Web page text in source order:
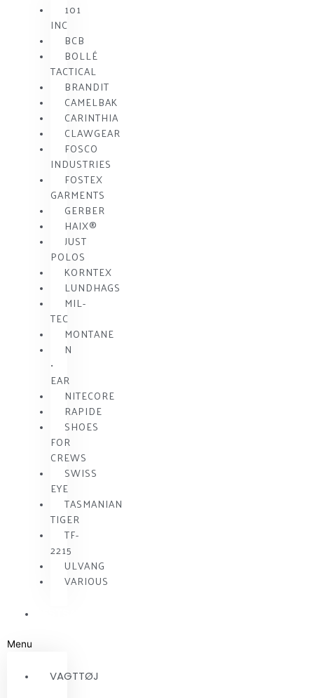
101
INC
BCB
BOLLÉ
TACTICAL
BRANDIT
CAMELBAK
CARINTHIA
CLAWGEAR
FOSCO
INDUSTRIES
FOSTEX
GARMENTS
GERBER
HAIX®
JUST
POLOS
KORNTEX
LUNDHAGS
MIL-
TEC
MONTANE
N
•
EAR
NITECORE
RAPIDE
SHOES
FOR
CREWS
SWISS
EYE
TASMANIAN
TIGER
TF-
2215
ULVANG
VARIOUS
Menu
VAGTTØJ